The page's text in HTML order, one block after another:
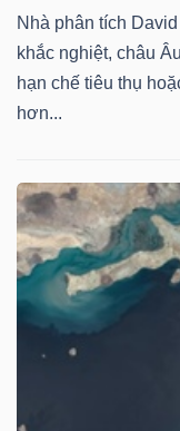
Nhà phân tích
khắc nghiệt, châu
hạn chế tiêu thụ
hơn...
(-)
Sách
tài
chính